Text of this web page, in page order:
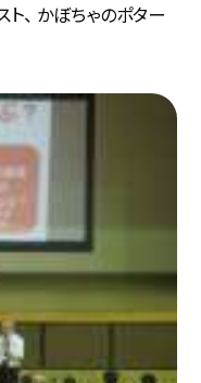
、 かぼちゃのポター